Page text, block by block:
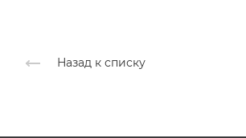
Назад к списку